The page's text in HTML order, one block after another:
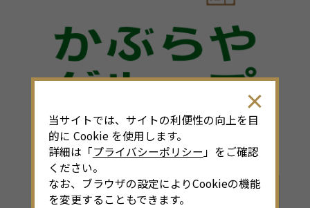
当サイトでは、サイトの利便性の向上を目
的に Cookie を使用します。
詳細は「プライバシーポリシー 」をご確認
ください。
なお、ブラウザの設定によりCookieの機能
を変更することもできます。